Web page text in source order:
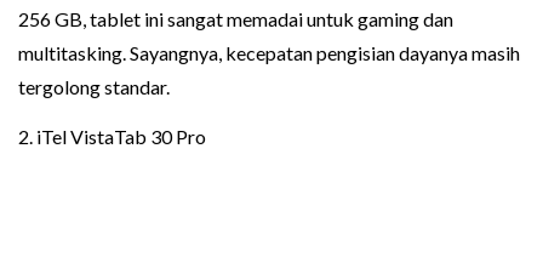
256 GB, tablet ini sangat memadai untuk gaming dan
multitasking. Sayangnya, kecepatan pengisian dayanya masih
tergolong standar.
2. iTel VistaTab 30 Pro